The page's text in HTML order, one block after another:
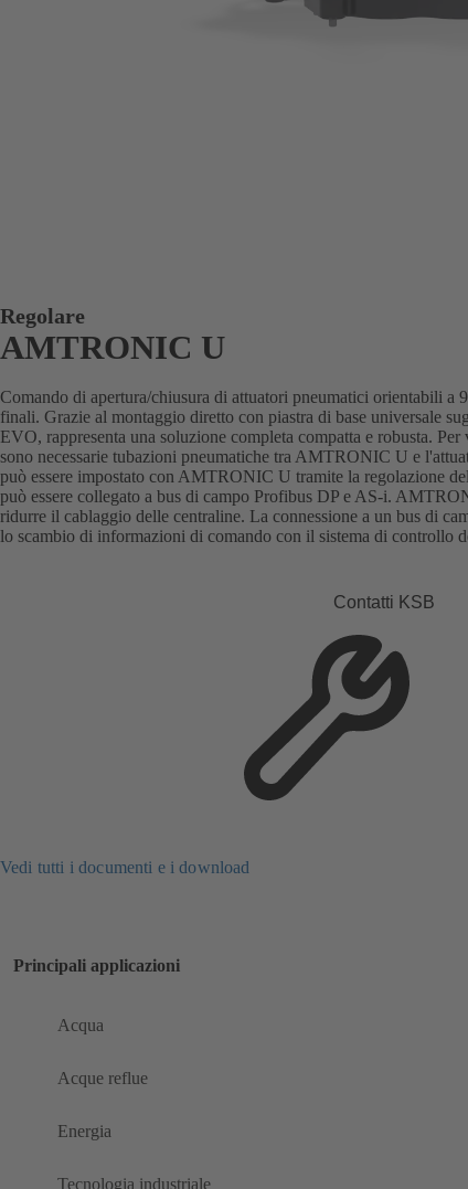
Regolare
AMTRONIC U
Comando di apertura/chiusura di attuatori pneumatici orientabili a
finali. Grazie al montaggio diretto con piastra di base universale
EVO, rappresenta una soluzione completa compatta e robusta.
sono necessarie tubazioni pneumatiche tra AMTRONIC U e
può essere impostato con AMTRONIC U tramite la regolazione
può essere collegato a bus di campo Profibus DP e AS-i.
ridurre il cablaggio delle centraline. La connessione a un bus di
lo scambio di informazioni di comando con il sistema di controllo
Contatti KSB
Vedi tutti i documenti e i download
Principali applicazioni
Acqua
Acque reflue
Energia
Tecnologia industriale